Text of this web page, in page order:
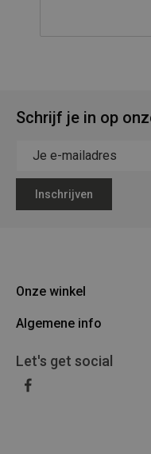
Schrijf je in op
Inschrijven
Onze winkel
Legerstock Teunissen
Route
011/640469
BE 0453 873 688
Algemene info
Algemene voorwaarden
Privacy Policy
Let's get social